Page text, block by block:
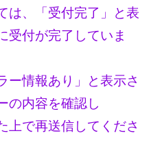
は、「受付完了」と表
受付が完了していま
ー情報あり」と表示さ
の内容を確認し
上で再送信してくださ